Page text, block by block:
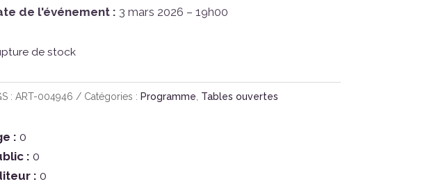
de l'événement : 3 mars 2026 – 19h00
de stock
: ART-004946 Catégories : Programme, Tables ouvertes
: 0
: 0
: 0